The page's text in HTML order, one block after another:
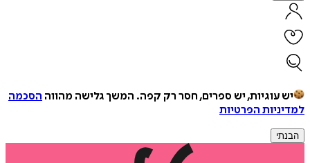
יש עוגיות, יש ספרים, חסר רק קפה. המשך גלישה מהווה הסכמה
למדיניות הפרטיות
הבנתי